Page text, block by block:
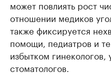
может повлиять рост
отношении медиков
также фиксируется
помощи, педиатров и
избытком гинекологов,
стоматологов.